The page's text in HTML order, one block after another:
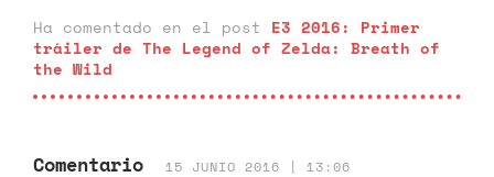
Ha comentado en el post E3 2016: Primer
tráiler de The Legend of Zelda: Breath of
the Wild
Comentario 15 JUNIO 2016 | 13:06